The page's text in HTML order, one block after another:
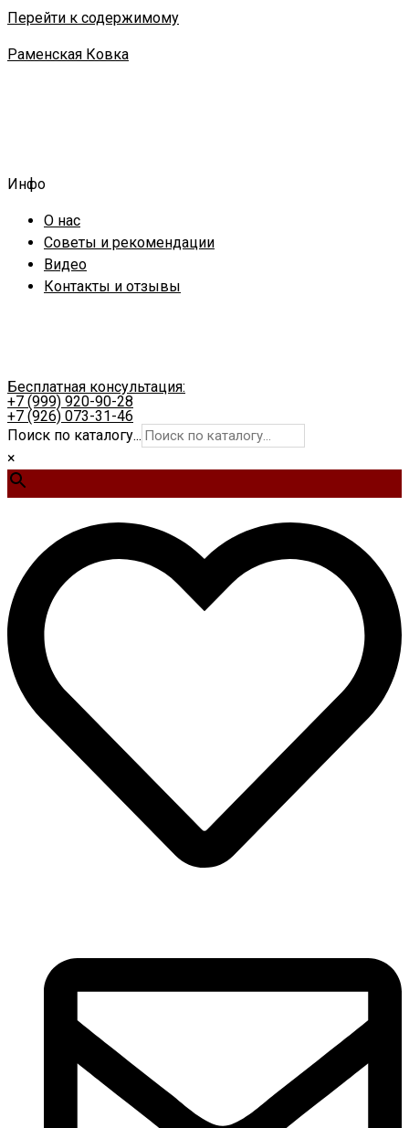
Перейти к содержимому
Раменская Ковка
Инфо
О нас
Советы и рекомендации
Видео
Контакты и отзывы
Бесплатная консультация:
+7 (999) 920-90-28
+7 (926) 073-31-46
Поиск по каталогу...
×